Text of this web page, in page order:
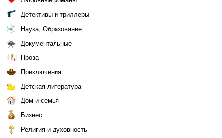
Детективы и триллеры
Наука, Образование
Документальные
Проза
Приключения
Детская литература
Дом и семья
Бизнес
Религия и духовность